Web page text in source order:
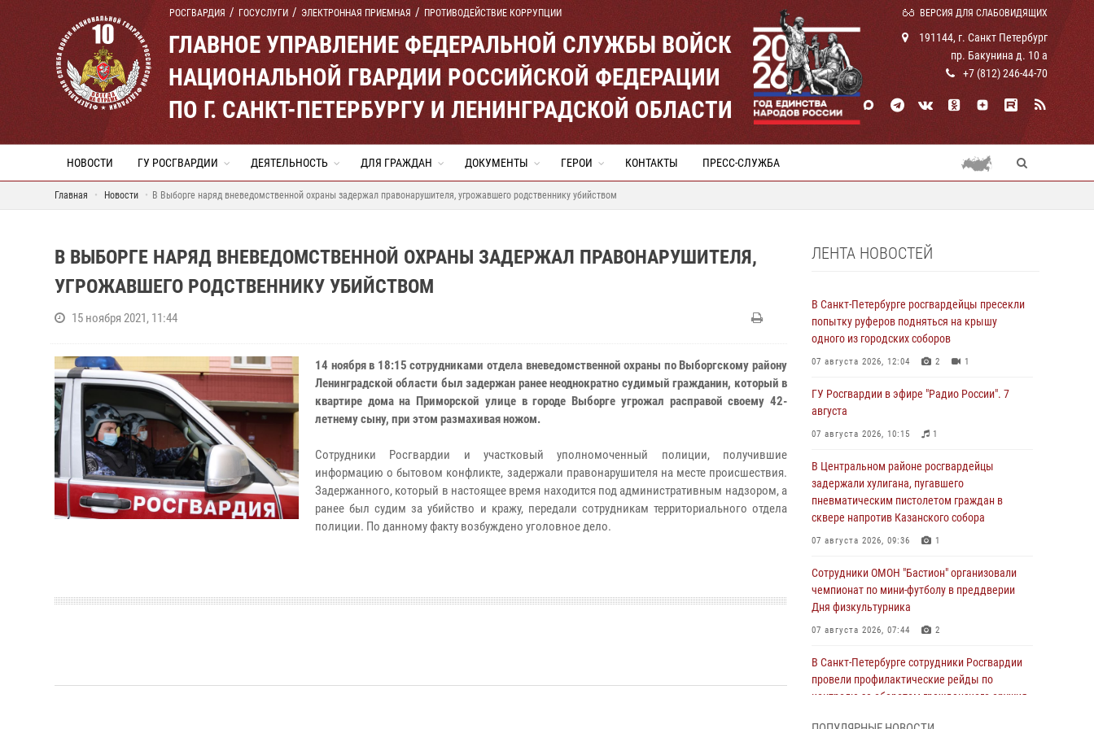
РОСГВАРДИЯ ГОСУСЛУГИ ЭЛЕКТРОННАЯ ПРИЕМНАЯ ПРОТИВОДЕЙСТВИЕ КОРРУПЦИИ ВЕРСИЯ ДЛЯ СЛАБОВИДЯЩИХ
ГЛАВНОЕ УПРАВЛЕНИЕ ФЕДЕРАЛЬНОЙ СЛУЖБЫ ВОЙСК
НАЦИОНАЛЬНОЙ ГВАРДИИ РОССИЙСКОЙ ФЕДЕРАЦИИ
ПО Г. САНКТ-ПЕТЕРБУРГУ И ЛЕНИНГРАДСКОЙ ОБЛАСТИ
191144, г. Санкт Петербург
пр. Бакунина д. 10 а
+7 (812) 246-44-70
НОВОСТИ ГУ РОСГВАРДИИ ДЕЯТЕЛЬНОСТЬ ДЛЯ ГРАЖДАН ДОКУМЕНТЫ ГЕРОИ КОНТАКТЫ ПРЕСС-СЛУЖБА
Главная Новости В Выборге наряд вневедомственной охраны задержал правонарушителя, угрожавшего родственнику убийством
В ВЫБОРГЕ НАРЯД ВНЕВЕДОМСТВЕННОЙ ОХРАНЫ ЗАДЕРЖАЛ ПРАВОНАРУШИТЕЛЯ,
УГРОЖАВШЕГО РОДСТВЕННИКУ УБИЙСТВОМ
15 ноября 2021, 11:44
14 ноября в 18:15 сотрудниками отдела вневедомственной охраны по Выборгскому району
Ленинградской области был задержан ранее неоднократно судимый гражданин, который в
квартире дома на Приморской улице в городе Выборге угрожал расправой своему 42-
летнему сыну, при этом размахивая ножом.
Сотрудники Росгвардии и участковый уполномоченный полиции, получившие
информацию о бытовом конфликте, задержали правонарушителя на месте происшествия.
Задержанного, который в настоящее время находится под административным надзором, а
ранее был судим за убийство и кражу, передали сотрудникам территориального отдела
полиции. По данному факту возбуждено уголовное дело.
ЛЕНТА НОВОСТЕЙ
В Санкт-Петербурге росгвардейцы пресекли
попытку руферов подняться на крышу
одного из городских соборов
07 августа 2026, 12:04 2 1
ГУ Росгвардии в эфире "Радио России". 7
августа
07 августа 2026, 10:15 1
В Центральном районе росгвардейцы
задержали хулигана, пугавшего
пневматическим пистолетом граждан в
сквере напротив Казанского собора
07 августа 2026, 09:36 1
Сотрудники ОМОН "Бастион" организовали
чемпионат по мини-футболу в преддверии
Дня физкультурника
07 августа 2026, 07:44 2
В Санкт-Петербурге сотрудники Росгвардии
провели профилактические рейды по
контролю за оборотом гражданского оружия